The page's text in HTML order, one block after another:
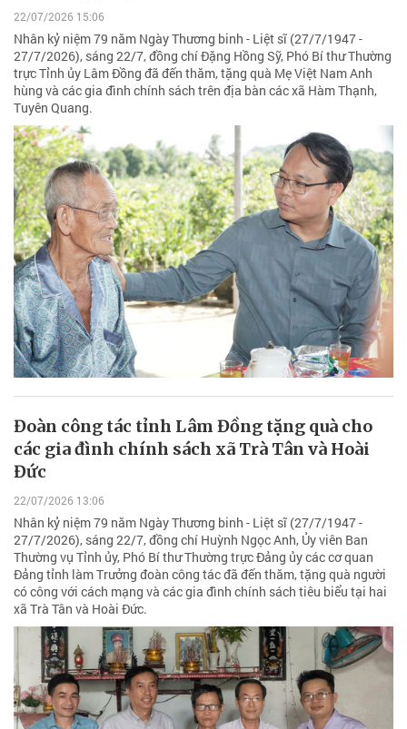
22/07/2026 15:06
Nhân kỷ niệm 79 năm Ngày Thương binh - Liệt sĩ (27/7/1947 -
27/7/2026), sáng 22/7, đồng chí Đặng Hồng Sỹ, Phó Bí thư Thường
trực Tỉnh ủy Lâm Đồng đã đến thăm, tặng quà Mẹ Việt Nam Anh
hùng và các gia đình chính sách trên địa bàn các xã Hàm Thạnh,
Tuyên Quang.
Đoàn công tác tỉnh Lâm Đồng tặng quà cho
các gia đình chính sách xã Trà Tân và Hoài
Đức
22/07/2026 13:06
Nhân kỷ niệm 79 năm Ngày Thương binh - Liệt sĩ (27/7/1947 -
27/7/2026), sáng 22/7, đồng chí Huỳnh Ngọc Anh, Ủy viên Ban
Thường vụ Tỉnh ủy, Phó Bí thư Thường trực Đảng ủy các cơ quan
Đảng tỉnh làm Trưởng đoàn công tác đã đến thăm, tặng quà người
có công với cách mạng và các gia đình chính sách tiêu biểu tại hai
xã Trà Tân và Hoài Đức.